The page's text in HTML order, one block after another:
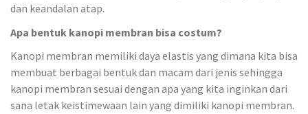
dan keandalan atap.
Apa bentuk kanopi membran bisa costum?
Kanopi membran memiliki daya elastis yang dimana kita bisa
membuat berbagai bentuk dan macam dari jenis sehingga
kanopi membran sesuai dengan apa yang kita inginkan dari
sana letak keistimewaan lain yang dimiliki kanopi membran.